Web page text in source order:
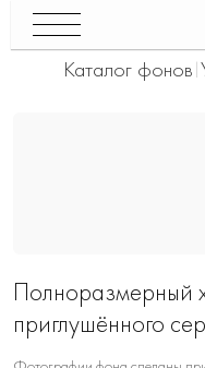
Каталог фонов |
Полноразмерный
приглушённого